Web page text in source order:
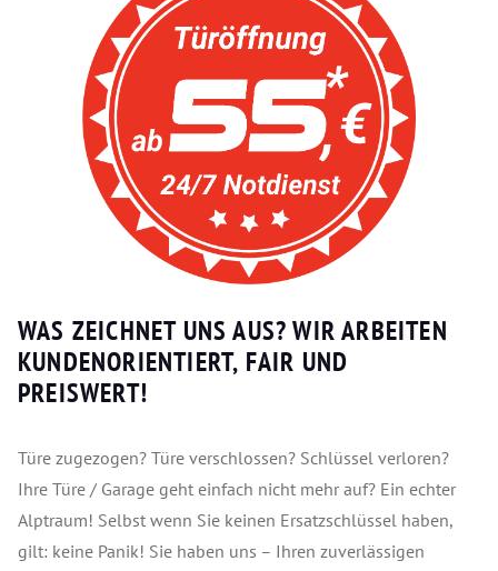
WAS ZEICHNET UNS AUS? WIR ARBEITEN
KUNDENORIENTIERT, FAIR UND
PREISWERT!
Türe zugezogen? Türe verschlossen? Schlüssel verloren?
Ihre Türe / Garage geht einfach nicht mehr auf? Ein echter
Alptraum! Selbst wenn Sie keinen Ersatzschlüssel haben,
gilt: keine Panik! Sie haben uns – Ihren zuverlässigen